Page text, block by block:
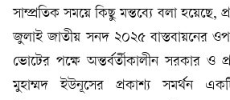
সাম্প্রতিক সময়ে কিছু মন্তব্যে বলা হয়েছে,
জুলাই জাতীয় সনদ ২০২৫ বাস্তবায়নের
ভোটের পক্ষে অন্তর্বর্তীকালীন সরকার ও
মুহাম্মদ ইউনূসের প্রকাশ্য সমর্থন একটি